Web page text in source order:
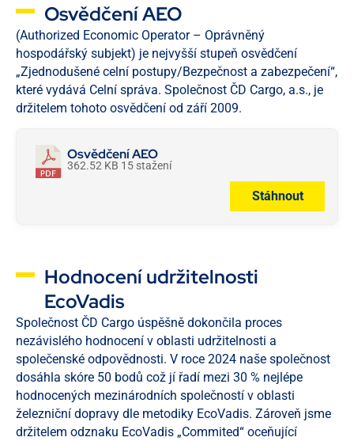
Osvědčení AEO
(Authorized Economic Operator – Oprávněný
hospodářský subjekt) je nejvyšší stupeň osvědčení
„Zjednodušené celní postupy/Bezpečnost a zabezpečení“,
které vydává Celní správa. Společnost ČD Cargo, a.s., je
držitelem tohoto osvědčení od září 2009.
Osvědčení AEO
362.52 KB 15 stažení
Stáhnout
Hodnocení udržitelnosti
EcoVadis
Společnost ČD Cargo úspěšně dokončila proces
nezávislého hodnocení v oblasti udržitelnosti a
společenské odpovědnosti. V roce 2024 naše společnost
dosáhla skóre 50 bodů což jí řadí mezi 30 % nejlépe
hodnocených mezinárodních společností v oblasti
železniční dopravy dle metodiky EcoVadis. Zároveň jsme
držitelem odznaku EcoVadis „Commited“ oceňující